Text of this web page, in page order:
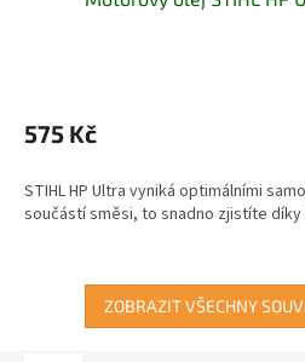
produktu
je
z
5
575 Kč
STIHL HP Ultra vyniká optimálními
součástí směsi, to snadno zjistíte
ZOBRAZIT VŠECHNY